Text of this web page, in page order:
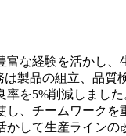
富な経験を活かし、
は製品の組立、品質
率を5%削減しまし
し、チームワークを
かして生産ラインの